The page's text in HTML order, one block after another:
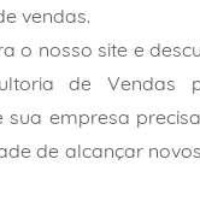
vendas.
o nosso site e
de Vendas
sua empresa
de alcançar